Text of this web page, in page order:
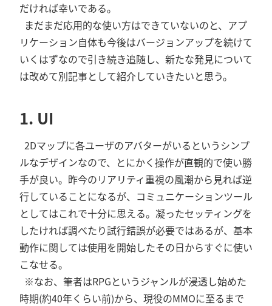
だければ幸いである。
まだまだ応用的な使い方はできていないのと、アプ
リケーション自体も今後はバージョンアップを続けて
いくはずなので引き続き追随し、新たな発見について
は改めて別記事として紹介していきたいと思う。
1. UI
2Dマップに各ユーザのアバターがいるというシンプ
ルなデザインなので、とにかく操作が直観的で使い勝
手が良い。昨今のリアリティ重視の風潮から見れば逆
行していることになるが、コミュニケーションツール
としてはこれで十分に思える。凝ったセッティングを
したければ調べたり試行錯誤が必要ではあるが、基本
動作に関しては使用を開始したその日からすぐに使い
こなせる。
※なお、筆者はRPGというジャンルが浸透し始めた
時期(約40年くらい前)から、現役のMMOに至るまで